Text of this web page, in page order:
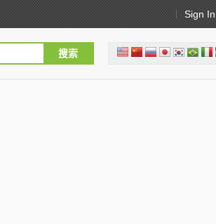
Sign In